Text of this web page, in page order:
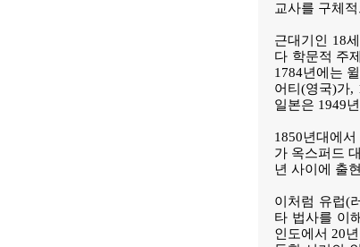
교사를 구체
근대기인 18
다 학문적 주
1784년에는
어티(영국)가,
일본은 1949
1850년대에
가 옥스퍼드
년 사이에 출
이처럼 유럽(
타 법사를 이
인도에서 20